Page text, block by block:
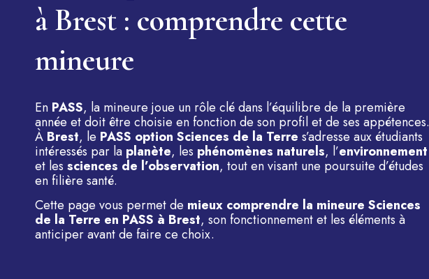
à Brest : comprendre cette
mineure
En PASS, la mineure joue un rôle clé dans l’équilibre de la première
année et doit être choisie en fonction de son profil et de ses appétences.
À Brest, le PASS option Sciences de la Terre s’adresse aux étudiants
intéressés par la planète, les phénomènes naturels, l’environnement
et les sciences de l’observation, tout en visant une poursuite d’études
en filière santé.
Cette page vous permet de mieux comprendre la mineure Sciences
de la Terre en PASS à Brest, son fonctionnement et les éléments à
anticiper avant de faire ce choix.